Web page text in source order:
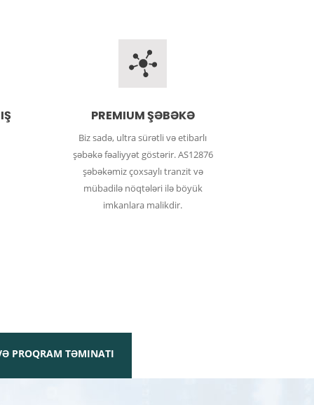
PREMIUM ŞƏBƏKƏ
Biz sadə, ultra sürətli və etibarlı
şəbəkə fəaliyyət göstərir. AS12876
şəbəkəmiz çoxsaylı tranzit və
mübadilə nöqtələri ilə böyük
imkanlara malikdir.
PROQRAM TƏMINATI